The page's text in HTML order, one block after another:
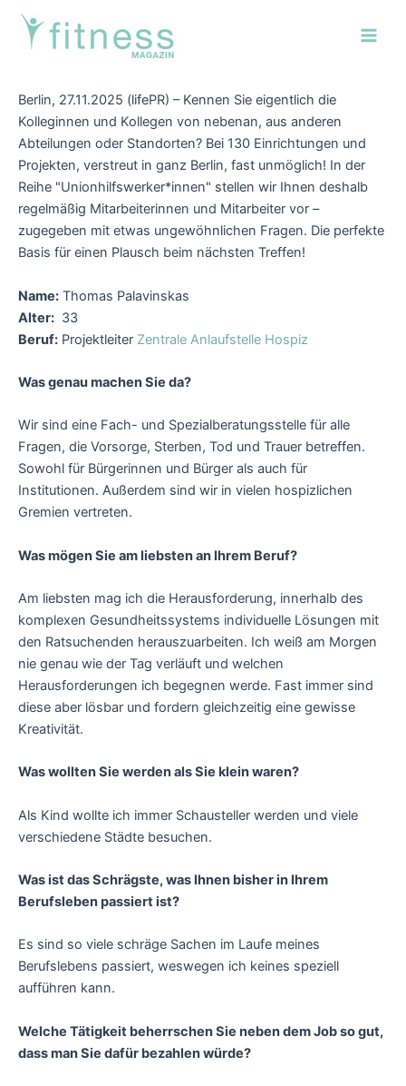
Zum
Inhalt
springen
Berlin, 27.11.2025 (lifePR) – Kennen Sie eigentlich die
Kolleginnen und Kollegen von nebenan, aus anderen
Abteilungen oder Standorten? Bei 130 Einrichtungen und
Projekten, verstreut in ganz Berlin, fast unmöglich! In der
Reihe "Unionhilfswerker*innen" stellen wir Ihnen deshalb
regelmäßig Mitarbeiterinnen und Mitarbeiter vor –
zugegeben mit etwas ungewöhnlichen Fragen. Die perfekte
Basis für einen Plausch beim nächsten Treffen!
Name: Thomas Palavinskas
Alter: 33
Beruf: Projektleiter Zentrale Anlaufstelle Hospiz
Was genau machen Sie da?
Wir sind eine Fach- und Spezialberatungsstelle für alle
Fragen, die Vorsorge, Sterben, Tod und Trauer betreffen.
Sowohl für Bürgerinnen und Bürger als auch für
Institutionen. Außerdem sind wir in vielen hospizlichen
Gremien vertreten.
Was mögen Sie am liebsten an Ihrem Beruf?
Am liebsten mag ich die Herausforderung, innerhalb des
komplexen Gesundheitssystems individuelle Lösungen mit
den Ratsuchenden herauszuarbeiten. Ich weiß am Morgen
nie genau wie der Tag verläuft und welchen
Herausforderungen ich begegnen werde. Fast immer sind
diese aber lösbar und fordern gleichzeitig eine gewisse
Kreativität.
Was wollten Sie werden als Sie klein waren?
Als Kind wollte ich immer Schausteller werden und viele
verschiedene Städte besuchen.
Was ist das Schrägste, was Ihnen bisher in Ihrem
Berufsleben passiert ist?
Es sind so viele schräge Sachen im Laufe meines
Berufslebens passiert, weswegen ich keines speziell
aufführen kann.
Welche Tätigkeit beherrschen Sie neben dem Job so gut,
dass man Sie dafür bezahlen würde?
Post
navigation